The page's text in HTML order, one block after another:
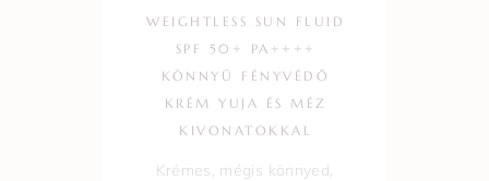
WEIGHTLESS SUN FLUID
SPF 50+ PA++++
KÖNNYŰ FÉNYVÉDŐ
KRÉM YUJA ÉS MÉZ
KIVONATOKKAL
Krémes, mégis könnyed,